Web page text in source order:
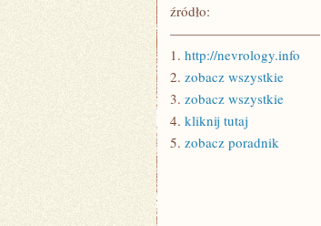
źródło:
———————————
1. http://nevrology.info
2. zobacz wszystkie
3. zobacz wszystkie
4. kliknij tutaj
5. zobacz poradnik